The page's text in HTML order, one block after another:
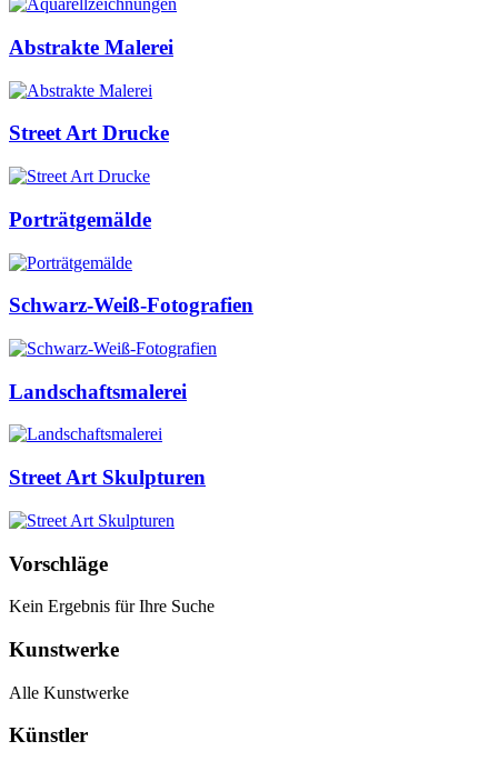
Abstrakte Malerei
Street Art Drucke
Porträtgemälde
Schwarz-Weiß-Fotografien
Landschaftsmalerei
Street Art Skulpturen
Vorschläge
Kein Ergebnis für Ihre Suche
Kunstwerke
Alle Kunstwerke
Künstler